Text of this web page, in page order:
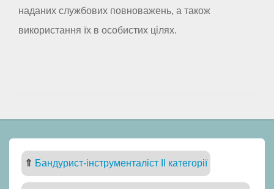
наданих службових повноважень, а також
використання їх в особистих цілях.
⇑ Бандурист-інструменталіст II категорії